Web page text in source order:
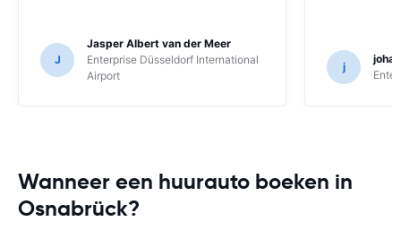
J
Jasper Albert van der Meer
Enterprise Düsseldorf International
Airport
j
Wanneer een huurauto boeken in
Osnabrück?